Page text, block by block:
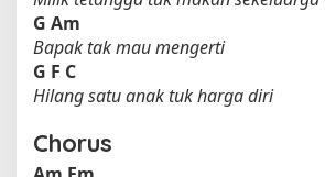
G Am
Bapak tak mau mengerti
G F C
Hilang satu anak tuk harga diri
Chorus